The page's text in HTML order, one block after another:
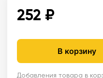
252 ₽
В корзину
Добавления товара в